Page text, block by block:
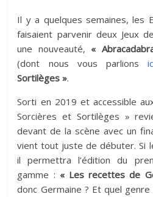
Il y a quelques semaines, les
faisaient parvenir deux Jeux
une nouveauté, «
(dont nous vous parlions
Sortilèges ».
Sorti en 2019 et accessible
Sorcières et Sortilèges »
devant de la scène avec un
vient tout juste de débuter. Si
il permettra l’édition du
gamme : « Les recettes de
donc Germaine ? Et quel